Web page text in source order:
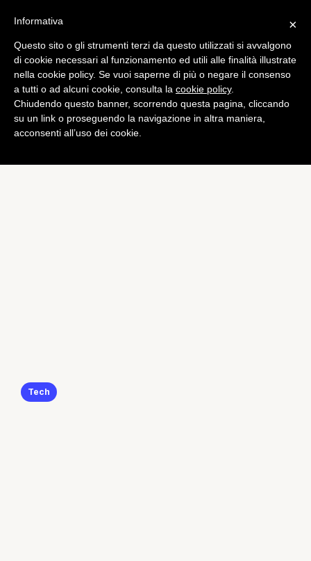
Tech
×
Informativa
Questo sito o gli strumenti terzi da questo utilizzati si avvalgono
di cookie necessari al funzionamento ed utili alle finalità illustrate
nella cookie policy. Se vuoi saperne di più o negare il consenso
a tutti o ad alcuni cookie, consulta la cookie policy.
Chiudendo questo banner, scorrendo questa pagina, cliccando
su un link o proseguendo la navigazione in altra maniera,
acconsenti all’uso dei cookie.